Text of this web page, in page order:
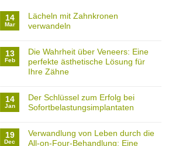
14
Mar
Lächeln mit Zahnkronen
verwandeln
13
Feb
Die Wahrheit über Veneers: Eine
perfekte ästhetische Lösung für
Ihre Zähne
14
Jan
Der Schlüssel zum Erfolg bei
Sofortbelastungsimplantaten
19
Dec
Verwandlung von Leben durch die
All-on-Four-Behandlung: Eine